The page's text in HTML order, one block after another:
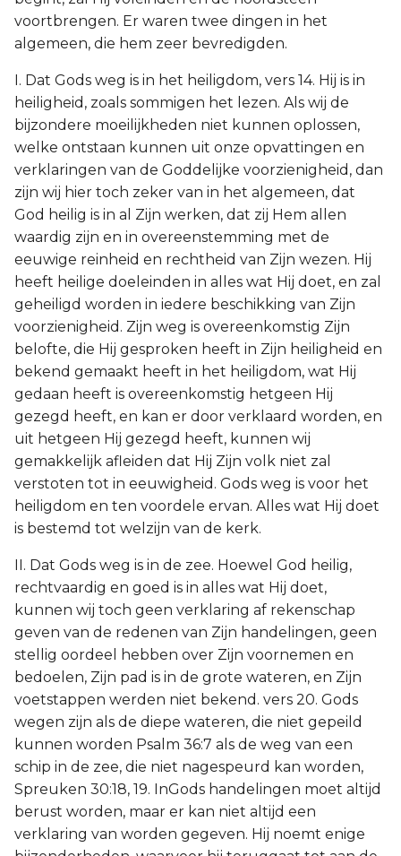
voortbrengen. Er waren twee dingen in het
algemeen, die hem zeer bevredigden.
I. Dat Gods weg is in het heiligdom, vers 14. Hij is in
heiligheid, zoals sommigen het lezen. Als wij de
bijzondere moeilijkheden niet kunnen oplossen,
welke ontstaan kunnen uit onze opvattingen en
verklaringen van de Goddelijke voorzienigheid, dan
zijn wij hier toch zeker van in het algemeen, dat
God heilig is in al Zijn werken, dat zij Hem allen
waardig zijn en in overeenstemming met de
eeuwige reinheid en rechtheid van Zijn wezen. Hij
heeft heilige doeleinden in alles wat Hij doet, en zal
geheiligd worden in iedere beschikking van Zijn
voorzienigheid. Zijn weg is overeenkomstig Zijn
belofte, die Hij gesproken heeft in Zijn heiligheid en
bekend gemaakt heeft in het heiligdom, wat Hij
gedaan heeft is overeenkomstig hetgeen Hij
gezegd heeft, en kan er door verklaard worden, en
uit hetgeen Hij gezegd heeft, kunnen wij
gemakkelijk afleiden dat Hij Zijn volk niet zal
verstoten tot in eeuwigheid. Gods weg is voor het
heiligdom en ten voordele ervan. Alles wat Hij doet
is bestemd tot welzijn van de kerk.
II. Dat Gods weg is in de zee. Hoewel God heilig,
rechtvaardig en goed is in alles wat Hij doet,
kunnen wij toch geen verklaring af rekenschap
geven van de redenen van Zijn handelingen, geen
stellig oordeel hebben over Zijn voornemen en
bedoelen, Zijn pad is in de grote wateren, en Zijn
voetstappen werden niet bekend. vers 20. Gods
wegen zijn als de diepe wateren, die niet gepeild
kunnen worden Psalm 36:7 als de weg van een
schip in de zee, die niet nagespeurd kan worden,
Spreuken 30:18, 19. InGods handelingen moet altijd
berust worden, maar er kan niet altijd een
verklaring van worden gegeven. Hij noemt enige